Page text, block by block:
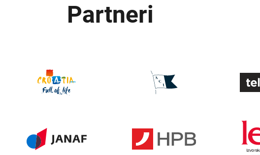
Partneri